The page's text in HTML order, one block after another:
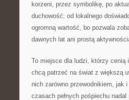
korzeni, przez symbolikę, po
duchowość; od lokalnego
ogromną wartość, bo pozwala
dawnych lat ani prostą
To miejsce dla ludzi, którzy cenią
chcą patrzeć na świat z większą
nich zarówno przewodnikiem, jak
czasach pełnych pośpiechu